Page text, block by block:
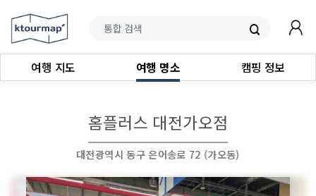
여행 지도 여행 명소 캠핑 정보
홈플러스 대전가오점
대전광역시 동구 은어송로 72 (가오동)